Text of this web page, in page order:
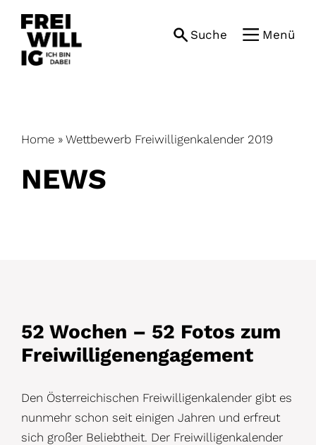
content
Suche Menü
Home » Wettbewerb Freiwilligenkalender 2019
NEWS
52 Wochen – 52 Fotos zum
Freiwilligenengagement
Den Österreichischen Freiwilligenkalender gibt es
nunmehr schon seit einigen Jahren und erfreut
sich großer Beliebtheit. Der Freiwilligenkalender